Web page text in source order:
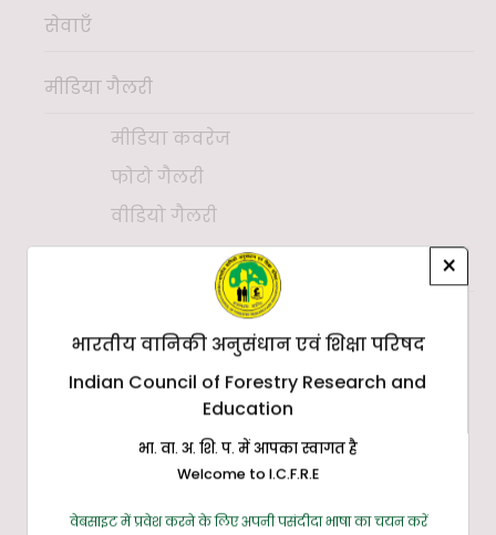
सेवाएँ
मीडिया गैलरी
मीडिया कवरेज
फोटो गैलरी
वीडियो गैलरी
वैज्ञानिकों का बायोडाटा
वार्षिक रिपोर्ट
न्यूज़लेटर
ई-पत्रिका
भर्ती नियम
×
भारतीय वानिकी अनुसंधान एवं शिक्षा परिषद
Indian Council of Forestry Research and
Education
भा. वा. अ. शि. प. में आपका स्वागत है
Welcome to I.C.F.R.E
वेबसाइट में प्रवेश करने के लिए अपनी पसंदीदा भाषा का चयन करें